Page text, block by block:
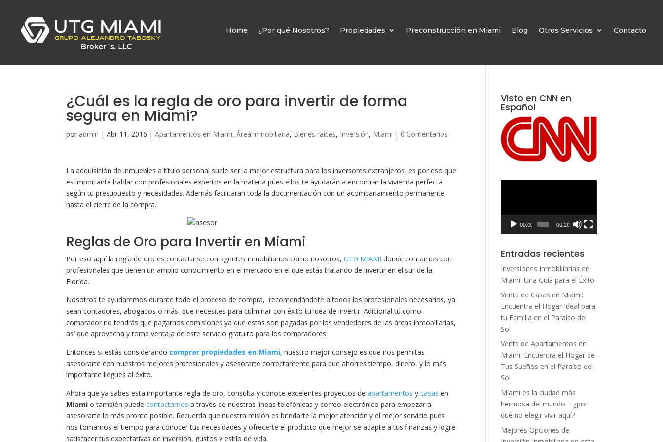
Home ¿Por qué Nosotros? Propiedades Preconstrucción en Miami Blog Otros Servicios Contacto
¿Cuál es la regla de oro para invertir de forma
segura en Miami?
por admin |Abr 11, 2016 |Apartamentos en Miami,Área inmobiliaria, Bienes raíces, Inversión, Miami | 0 Comentarios
La adquisición de inmuebles a título personal suele ser la mejor estructura para los inversores extranjeros, es por eso que
es importante hablar con profesionales expertos en la materia pues ellos te ayudarán a encontrar la vivienda perfecta
según tu presupuesto y necesidades. Además facilitaran toda la documentación con un acompañamiento permanente
hasta el cierre de la compra.
Reglas de Oro para Invertir en Miami
Por eso aquí la regla de oro es contactarse con agentes inmobiliarios como nosotros,UTG MIAMI donde contamos con
profesionales que tienen un amplio conocimiento en el mercado en el que estás tratando de invertir en el sur de la
Florida.
Nosotros te ayudaremos durante todo el proceso de compra, recomendándote a todos los profesionales necesarios, ya
sean contadores, abogados o más, que necesites para culminar con éxito tu idea de invertir. Adicional tú como
comprador no tendrás que pagarnos comisiones ya que estas son pagadas por los vendedores de las áreas inmobiliarias,
así que aprovecha y toma ventaja de este servicio gratuito para los compradores.
Entonces si estás considerando comprar propiedades en Miami, nuestro mejor consejo es que nos permitas
asesorarte con nuestros mejores profesionales y asesorarte correctamente para que ahorres tiempo, dinero, y lo más
importante llegues al éxito.
Ahora que ya sabes esta importante regla de oro, consulta y conoce excelentes proyectos deapartamentos ycasas en
Miami o también puedecontactarnos a través de nuestras líneas telefónicas y correo electrónico para empezar a
asesorarte lo más pronto posible. Recuerda que nuestra misión es brindarte la mejor atención y el mejor servicio pues
nos tomamos el tiempo para conocer tus necesidades y ofrecerte el producto que mejor se adapte a tus finanzas y logre
satisfacer tus expectativas de inversión, gustos y estilo de vida.
Visto en CNN en
Español
00:00 00:20
Entradas recientes
Inversiones Inmobiliarias en
Miami: Una Guía para el Éxito
Venta de Casas en Miami:
Encuentra el Hogar Ideal para
tu Familia en el Paraíso del
Sol
Venta de Apartamentos en
Miami: Encuentra el Hogar de
Tus Sueños en el Paraíso del
Sol
Miami es la ciudad más
hermosa del mundo – ¿por
qué no elegir vivir aquí?
Mejores Opciones de